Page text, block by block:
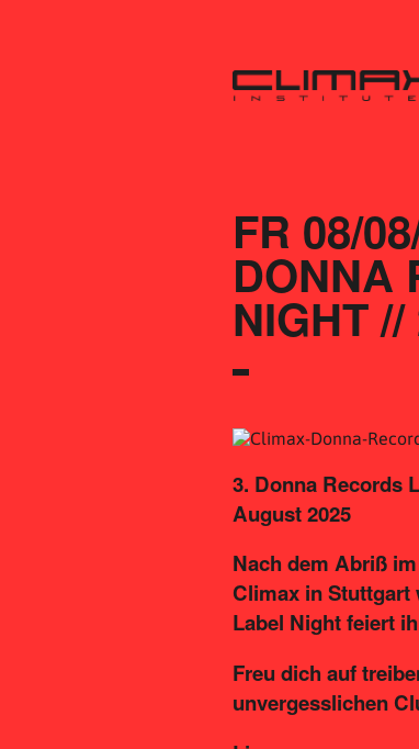
FR 08/
DONNA
NIGHT
3. Donna Records
August 2025
Nach dem Abriß
Climax in Stuttgart
Label Night feiert
Freu dich auf
unvergesslichen